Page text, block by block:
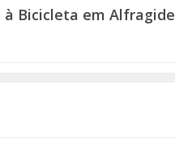
à Bicicleta em Alfragide